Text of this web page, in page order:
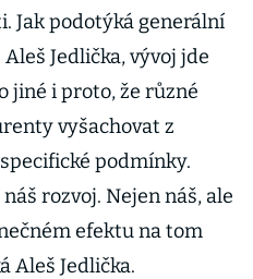
Jak podotýká generální
Jedlička, vývoj jde
jiné i proto, že různé
vyšachovat z
podmínky.
rozvoj. Nejen náš, ale
efektu na tom
Aleš Jedlička.